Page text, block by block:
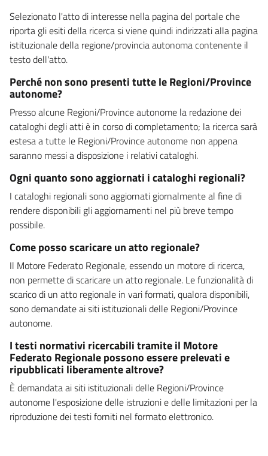
Selezionato l'atto di interesse nella pagina del portale che
riporta gli esiti della ricerca si viene quindi indirizzati alla pagina
istituzionale della regione/provincia autonoma contenente il
testo dell'atto.
Perché non sono presenti tutte le Regioni/Province
autonome?
Presso alcune Regioni/Province autonome la redazione dei
cataloghi degli atti è in corso di completamento; la ricerca sarà
estesa a tutte le Regioni/Province autonome non appena
saranno messi a disposizione i relativi cataloghi.
Ogni quanto sono aggiornati i cataloghi regionali?
I cataloghi regionali sono aggiornati giornalmente al fine di
rendere disponibili gli aggiornamenti nel più breve tempo
possibile.
Come posso scaricare un atto regionale?
Il Motore Federato Regionale, essendo un motore di ricerca,
non permette di scaricare un atto regionale. Le funzionalità di
scarico di un atto regionale in vari formati, qualora disponibili,
sono demandate ai siti istituzionali delle Regioni/Province
autonome.
I testi normativi ricercabili tramite il Motore
Federato Regionale possono essere prelevati e
ripubblicati liberamente altrove?
È demandata ai siti istituzionali delle Regioni/Province
autonome l'esposizione delle istruzioni e delle limitazioni per la
riproduzione dei testi forniti nel formato elettronico.